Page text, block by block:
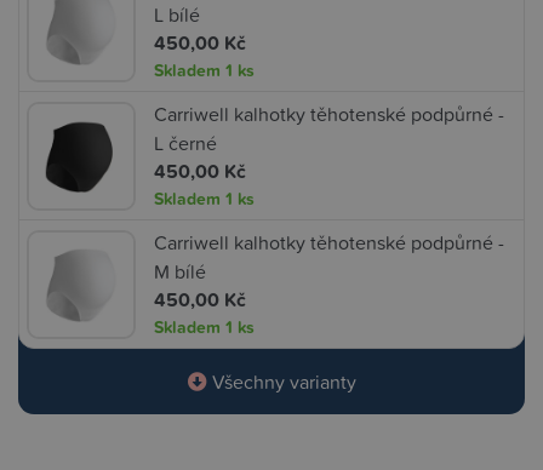
L bílé
450,00 Kč
Skladem 1 ks
Carriwell kalhotky těhotenské podpůrné -
L černé
450,00 Kč
Skladem 1 ks
Carriwell kalhotky těhotenské podpůrné -
M bílé
450,00 Kč
Skladem 1 ks
Všechny varianty